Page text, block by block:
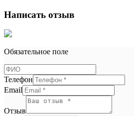
Написать отзыв
Обязательное поле
Телефон
Email
Отзыв